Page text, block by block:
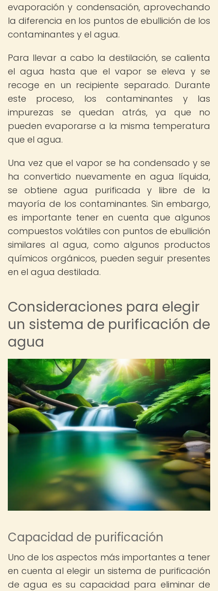
evaporación y condensación, aprovechando
la diferencia en los puntos de ebullición de los
contaminantes y el agua.
Para llevar a cabo la destilación, se calienta
el agua hasta que el vapor se eleva y se
recoge en un recipiente separado. Durante
este proceso, los contaminantes y las
impurezas se quedan atrás, ya que no
pueden evaporarse a la misma temperatura
que el agua.
Una vez que el vapor se ha condensado y se
ha convertido nuevamente en agua líquida,
se obtiene agua purificada y libre de la
mayoría de los contaminantes. Sin embargo,
es importante tener en cuenta que algunos
compuestos volátiles con puntos de ebullición
similares al agua, como algunos productos
químicos orgánicos, pueden seguir presentes
en el agua destilada.
Consideraciones para elegir
un sistema de purificación de
agua
Capacidad de purificación
Uno de los aspectos más importantes a tener
en cuenta al elegir un sistema de purificación
de agua es su capacidad para eliminar de